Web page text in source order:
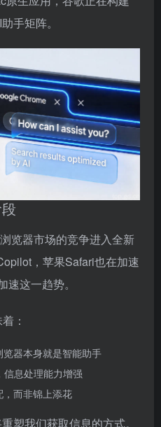
手矩阵。
览器市场的竞争进入全新
，苹果Safari也在加速
这一趋势。
：
器本身就是智能助手
信息处理能力增强
而非锦上添花
塑我们获取信息的方式。